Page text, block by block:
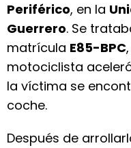
Periférico, en la
Guerrero. Se
matrícula E85-BPC
motociclista
la víctima se
coche.
Después de